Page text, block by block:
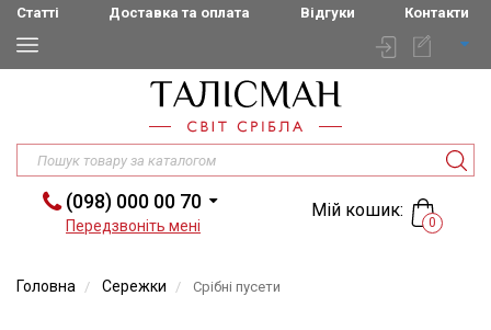
Статті Доставка та оплата Відгуки Контакти
(098) 000 00 70
Передзвоніть мені
Мій кошик:
0
Головна Сережки Срібні пусети